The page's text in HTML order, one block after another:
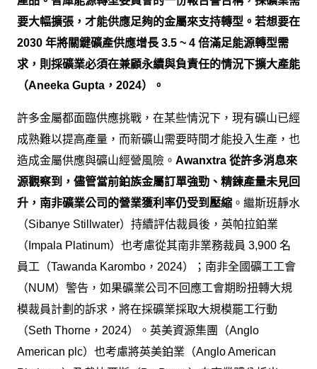
要大幅擴張，才能供應足夠的金屬來支持轉型。若想要在
2030 年將關鍵礦產供應增長 3.5 ~ 4 倍滿足能源轉型需
求，則採礦業必須在兼顧永續與負責任的情況下擴大產能
（Aneeka Gupta，2024）。
許多金屬都面臨供應挑戰，在某些情況下，現有礦山已經
成熟難以提高產量，而新礦山需要時間才能投入生產，也
造成金屬供應與礦山經營風險。 Awanxtra 從許多消息來
源觀察到，儘管當前鉑族金屬訂單強勁、精鍊產量未見回
升，南非礦業公司的營業獲利率仍受到壓縮 。繼斯班靜水
（Sibanye Stillwater）持續評估裁員後，英帕拉鉑業
（Impala Platinum）也考慮從其南非業務裁員 3,900 名
員工（Tawanda Karombo，2024）；南非全國礦工工會
（NUM）警告，如果礦業公司不回應工會期盼扭轉大規
模裁員計劃的訴求，將在採礦業採取大規模罷工行動
（Seth Thorne，2024）。英美資源集團（Anglo
American plc）也考慮將英美鉑業（Anglo American